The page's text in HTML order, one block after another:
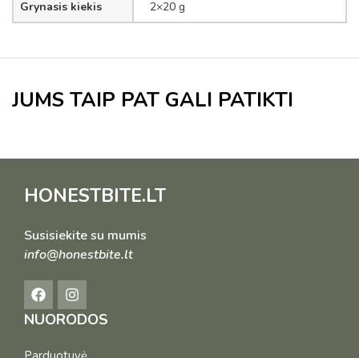
Grynasis kiekis 2×20 g
JUMS TAIP PAT GALI PATIKTI
HONESTBITE.LT
Susisiekite su mumis
info@honestbite.lt
NUORODOS